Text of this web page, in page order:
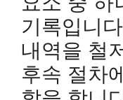
기록입니
내역을 철
후속 절차